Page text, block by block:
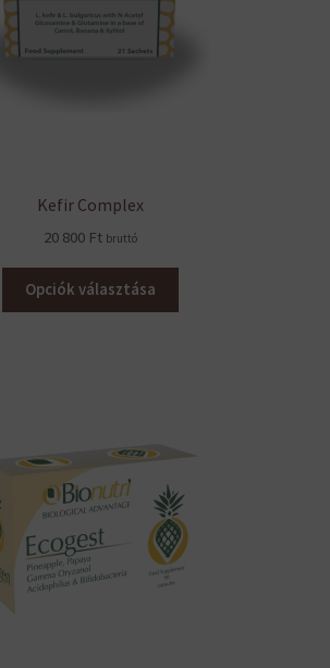
Kefir Complex
20 800 Ft bruttó
Opciók választása